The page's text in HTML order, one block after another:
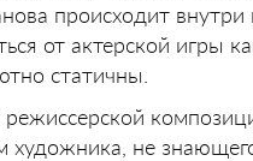
происходит
от актерской игры
статичны.
режиссерской
не